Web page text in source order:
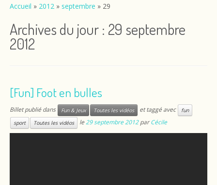
contenu
Accueil » 2012 » septembre » 29
Archives du jour : 29 septembre
2012
[Fun] Foot en bulles
Billet publié dans Fun & Jeux Toutes les vidéos et taggé avec
fun
sport
Toutes les vidéos le29 septembre 2012 parCécile